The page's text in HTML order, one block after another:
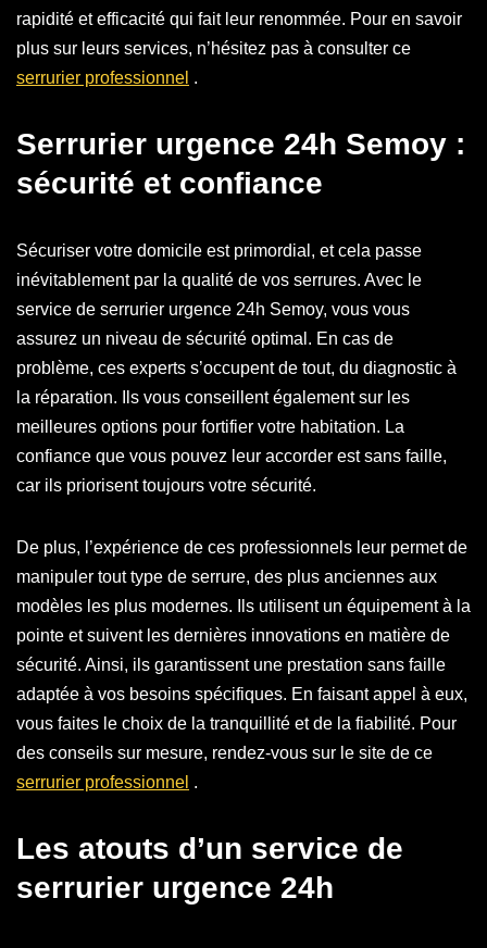
rapidité et efficacité qui fait leur renommée. Pour en savoir
plus sur leurs services, n’hésitez pas à consulter ce
serrurier professionnel .
Serrurier urgence 24h Semoy :
sécurité et confiance
Sécuriser votre domicile est primordial, et cela passe
inévitablement par la qualité de vos serrures. Avec le
service de serrurier urgence 24h Semoy, vous vous
assurez un niveau de sécurité optimal. En cas de
problème, ces experts s’occupent de tout, du diagnostic à
la réparation. Ils vous conseillent également sur les
meilleures options pour fortifier votre habitation. La
confiance que vous pouvez leur accorder est sans faille,
car ils priorisent toujours votre sécurité.
De plus, l’expérience de ces professionnels leur permet de
manipuler tout type de serrure, des plus anciennes aux
modèles les plus modernes. Ils utilisent un équipement à la
pointe et suivent les dernières innovations en matière de
sécurité. Ainsi, ils garantissent une prestation sans faille
adaptée à vos besoins spécifiques. En faisant appel à eux,
vous faites le choix de la tranquillité et de la fiabilité. Pour
des conseils sur mesure, rendez-vous sur le site de ce
serrurier professionnel .
Les atouts d’un service de
serrurier urgence 24h